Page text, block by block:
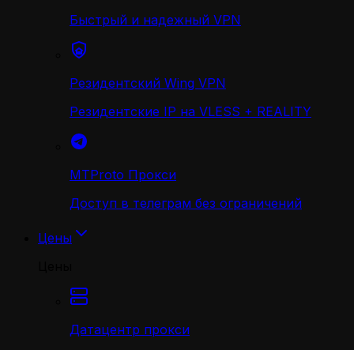
Быстрый и надежный VPN
Резидентский Wing VPN
Резидентские IP на VLESS + REALITY
MTProto Прокси
Доступ в телеграм без ограничений
Цены
Датацентр прокси